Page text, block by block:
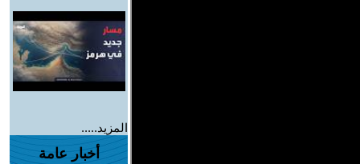
المزيد.....
أخبار عامة